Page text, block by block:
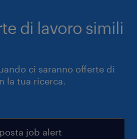
di lavoro simili
ci saranno offerte di
la tua ricerca.
job alert